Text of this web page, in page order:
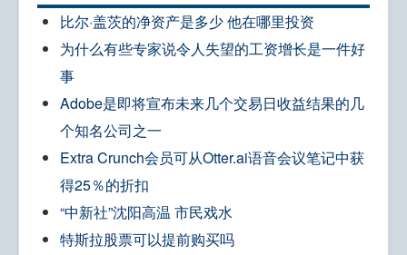
比尔·盖茨的净资产是多少 他在哪里投资
为什么有些专家说令人失望的工资增长是一件好
事
Adobe是即将宣布未来几个交易日收益结果的几
个知名公司之一
Extra Crunch会员可从Otter.ai语音会议笔记中获
得25％的折扣
“中新社”沈阳高温 市民戏水
特斯拉股票可以提前购买吗